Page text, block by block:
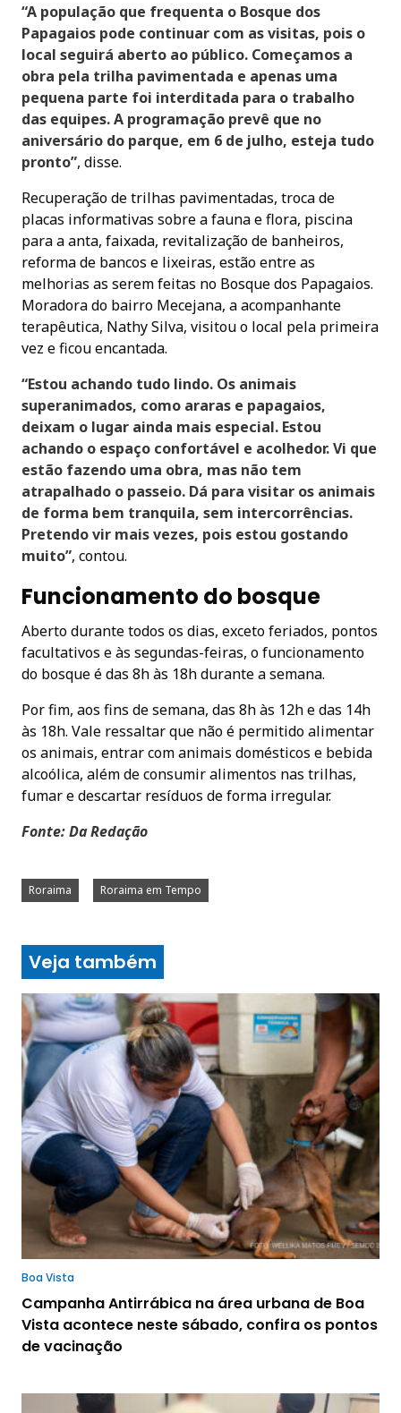
“A população que frequenta o Bosque dos
Papagaios pode continuar com as visitas, pois o
local seguirá aberto ao público. Começamos a
obra pela trilha pavimentada e apenas uma
pequena parte foi interditada para o trabalho
das equipes. A programação prevê que no
aniversário do parque, em 6 de julho, esteja tudo
pronto”, disse.
Recuperação de trilhas pavimentadas, troca de
placas informativas sobre a fauna e flora, piscina
para a anta, faixada, revitalização de banheiros,
reforma de bancos e lixeiras, estão entre as
melhorias as serem feitas no Bosque dos Papagaios.
Moradora do bairro Mecejana, a acompanhante
terapêutica, Nathy Silva, visitou o local pela primeira
vez e ficou encantada.
“Estou achando tudo lindo. Os animais
superanimados, como araras e papagaios,
deixam o lugar ainda mais especial. Estou
achando o espaço confortável e acolhedor. Vi que
estão fazendo uma obra, mas não tem
atrapalhado o passeio. Dá para visitar os animais
de forma bem tranquila, sem intercorrências.
Pretendo vir mais vezes, pois estou gostando
muito”, contou.
Funcionamento do bosque
Aberto durante todos os dias, exceto feriados, pontos
facultativos e às segundas-feiras, o funcionamento
do bosque é das 8h às 18h durante a semana.
Por fim, aos fins de semana, das 8h às 12h e das 14h
às 18h. Vale ressaltar que não é permitido alimentar
os animais, entrar com animais domésticos e bebida
alcoólica, além de consumir alimentos nas trilhas,
fumar e descartar resíduos de forma irregular.
Fonte: Da Redação
Roraima Roraima em Tempo
Veja também
Boa Vista
Campanha Antirrábica na área urbana de Boa
Vista acontece neste sábado, confira os pontos
de vacinação